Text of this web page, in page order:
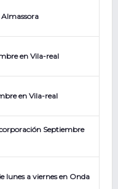
en Vila-real
en Vila-real
Septiembre
lunes a viernes en Onda